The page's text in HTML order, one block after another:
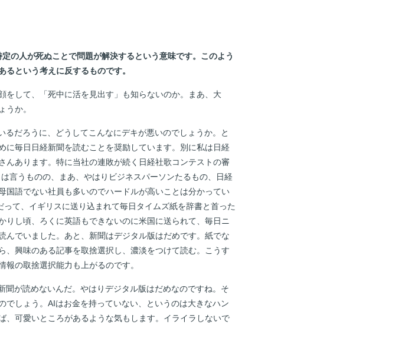
の人が死ぬことで問題が解決するという意味です。このよう
という考えに反するものです。
して、「死中に活を見出す」も知らないのか。まあ、大
うか。
だろうに、どうしてこんなにデキが悪いのでしょうか。と
毎日日経新聞を読むことを奨励しています。別に私は日経
んあります。特に当社の連敗が続く日経社歌コンテストの審
言うものの、まあ、やはりビジネスパーソンたるもの、日経
国語でない社員も多いのでハードルが高いことは分かってい
て、イギリスに送り込まれて毎日タイムズ紙を辞書と首った
し頃、ろくに英語もできないのに米国に送られて、毎日ニ
んでいました。あと、新聞はデジタル版はだめです。紙でな
、興味のある記事を取捨選択し、濃淡をつけて読む。こうす
の取捨選択能力も上がるのです。
が読めないんだ。やはりデジタル版はだめなのですね。そ
しょう。AIはお金を持っていない、というのは大きなハン
、可愛いところがあるような気もします。イライラしないで